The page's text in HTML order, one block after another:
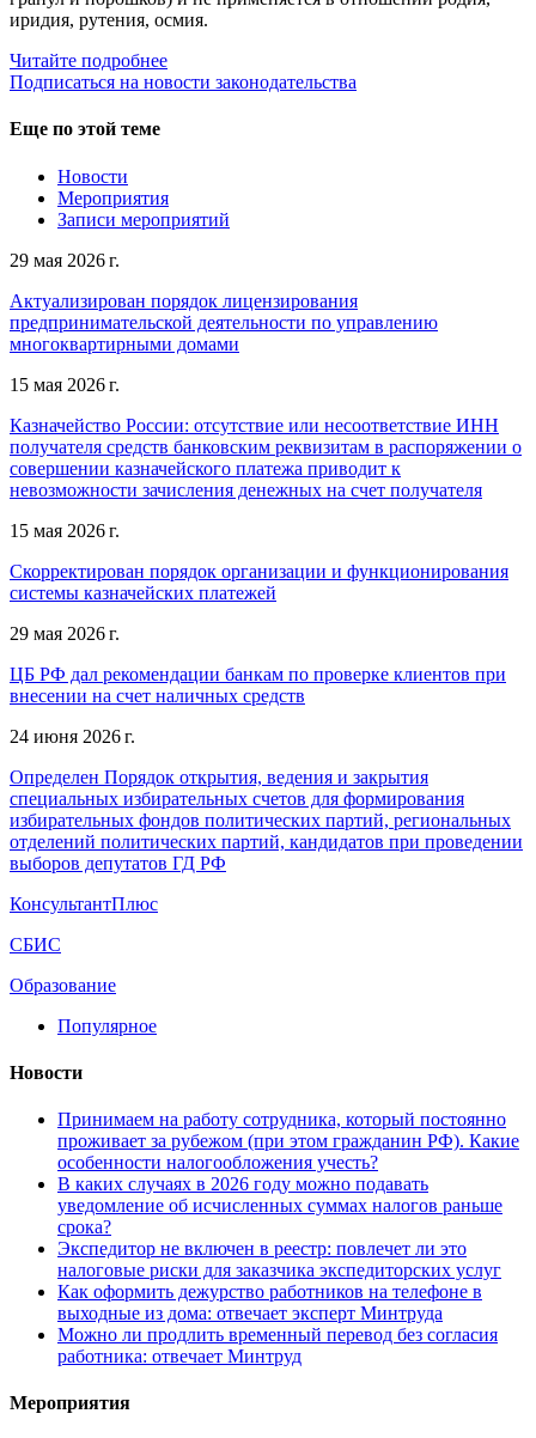
иридия, рутения, осмия.
Читайте подробнее
Подписаться на новости законодательства
Еще по этой теме
Новости
Мероприятия
Записи мероприятий
29 мая 2026 г.
Актуализирован порядок лицензирования
предпринимательской деятельности по управлению
многоквартирными домами
15 мая 2026 г.
Казначейство России: отсутствие или несоответствие ИНН
получателя средств банковским реквизитам в распоряжении о
совершении казначейского платежа приводит к
невозможности зачисления денежных на счет получателя
15 мая 2026 г.
Скорректирован порядок организации и функционирования
системы казначейских платежей
29 мая 2026 г.
ЦБ РФ дал рекомендации банкам по проверке клиентов при
внесении на счет наличных средств
24 июня 2026 г.
Определен Порядок открытия, ведения и закрытия
специальных избирательных счетов для формирования
избирательных фондов политических партий, региональных
отделений политических партий, кандидатов при проведении
выборов депутатов ГД РФ
КонсультантПлюс
СБИС
Образование
Популярное
Новости
Принимаем на работу сотрудника, который постоянно
проживает за рубежом (при этом гражданин РФ). Какие
особенности налогообложения учесть?
В каких случаях в 2026 году можно подавать
уведомление об исчисленных суммах налогов раньше
срока?
Экспедитор не включен в реестр: повлечет ли это
налоговые риски для заказчика экспедиторских услуг
Как оформить дежурство работников на телефоне в
выходные из дома: отвечает эксперт Минтруда
Можно ли продлить временный перевод без согласия
работника: отвечает Минтруд
Мероприятия